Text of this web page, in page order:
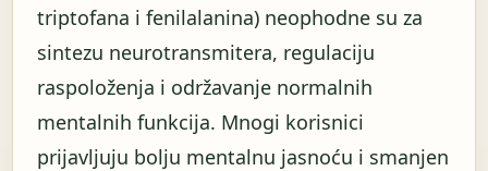
triptofana i fenilalanina) neophodne su za
sintezu neurotransmitera, regulaciju
raspoloženja i održavanje normalnih
mentalnih funkcija. Mnogi korisnici
prijavljuju bolju mentalnu jasnoću i smanjen